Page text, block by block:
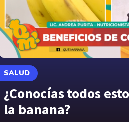
SALUD
¿Conocías todos
la banana?